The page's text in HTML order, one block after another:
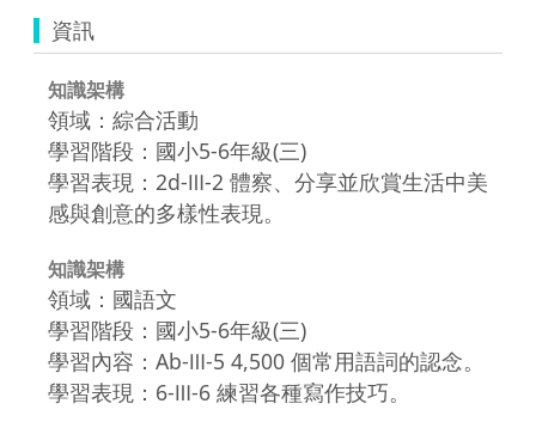
資訊
知識架構
領域：綜合活動
學習階段：國小5-6年級(三)
學習表現：2d-Ⅲ-2 體察、分享並欣賞生活中美
感與創意的多樣性表現。
知識架構
領域：國語文
學習階段：國小5-6年級(三)
學習內容：Ab-Ⅲ-5 4,500 個常用語詞的認念。
學習表現：6-Ⅲ-6 練習各種寫作技巧。